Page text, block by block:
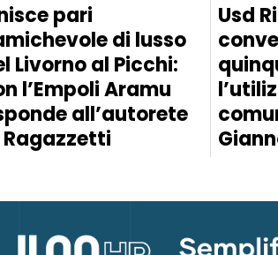
pari
di lusso
Livorno al Picchi:
l’Empoli Aramu
all’autorete
Usd